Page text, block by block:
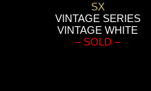
SX
VINTAGE SERIES
VINTAGE WHITE
– SOLD –